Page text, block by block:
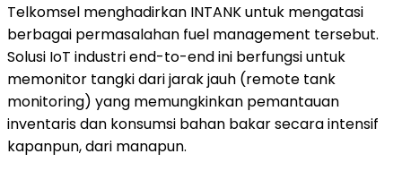
Telkomsel menghadirkan INTANK untuk mengatasi
berbagai permasalahan fuel management tersebut.
Solusi IoT industri end-to-end ini berfungsi untuk
memonitor tangki dari jarak jauh (remote tank
monitoring) yang memungkinkan pemantauan
inventaris dan konsumsi bahan bakar secara intensif
kapanpun, dari manapun.